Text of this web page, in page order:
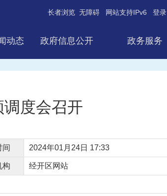
长者浏览 无障碍 网站支持IPv6 登录
动态 政府信息公开 政务服务
度会召开
间 2024年01月24日 17:33
构 经开区网站